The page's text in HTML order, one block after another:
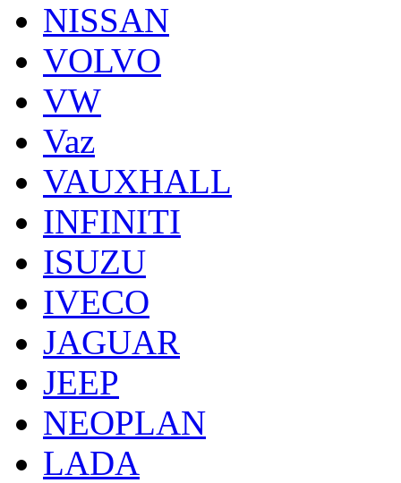
NISSAN
VOLVO
VW
Vaz
VAUXHALL
INFINITI
ISUZU
IVECO
JAGUAR
JEEP
NEOPLAN
LADA